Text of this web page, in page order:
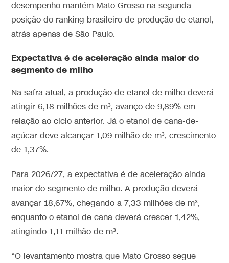
desempenho mantém Mato Grosso na segunda
posição do ranking brasileiro de produção de etanol,
atrás apenas de São Paulo.
Expectativa é de aceleração ainda maior do
segmento de milho
Na safra atual, a produção de etanol de milho deverá
atingir 6,18 milhões de m³, avanço de 9,89% em
relação ao ciclo anterior. Já o etanol de cana-de-
açúcar deve alcançar 1,09 milhão de m³, crescimento
de 1,37%.
Para 2026/27, a expectativa é de aceleração ainda
maior do segmento de milho. A produção deverá
avançar 18,67%, chegando a 7,33 milhões de m³,
enquanto o etanol de cana deverá crescer 1,42%,
atingindo 1,11 milhão de m³.
“O levantamento mostra que Mato Grosso segue